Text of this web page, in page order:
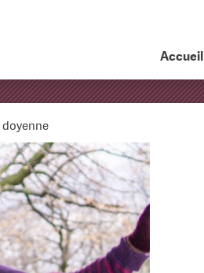
Accueil
doyenne